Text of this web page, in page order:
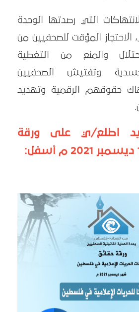
التي رصدتها الوحدة
الاحتجاز المؤقت للصحفيين من
والمنع من التغطية
وتفتيش الصحفيين
حقوقهم الرقمية وتهديد
اطلع/ي على ورقة